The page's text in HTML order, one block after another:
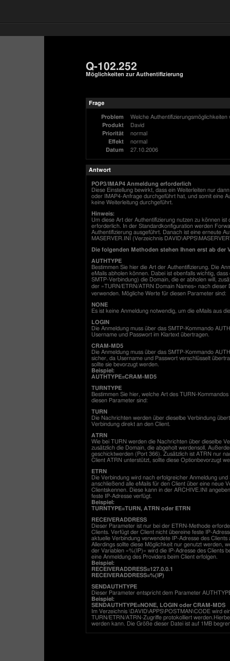
Q-102.252
Möglichkeiten zur Authentifizierung
Frage
Problem
Welche
Produkt
David
Priorität
normal
Effekt
normal
Datum
27.10.2006
Antwort
POP3/IMAP4 Anmeldung erforderlich
Diese Einstellung bewirkt, dass ein Weiterleiten nur
oder IMAP4-Anfrage durchgeführt hat, und somit eine
keine Weiterleitung durchgeführt.
Hinweis:
Um diese Art der Authentifizierung nutzen zu können
erforderlich. In der Standardkonfiguration werden
Authentifizierung ausgeführt. Danach ist eine erneute
MASERVER.INI (Verzeichnis
Die folgenden Methoden stehen Ihnen erst ab der
AUTHTYPE
Bestimmen Sie hier die Art der Authentifizierung. Die
eMails abholen können. Dabei ist ebenfalls wichtig,
SMTP-Verbindung) die Domain, die er abholen will,
der »TURN/ETRN/ATRN Domain Names« nach
verwenden. Mögliche Werte für diesen Parameter sind:
NONE
Es ist keine Anmeldung notwendig, um die eMails aus
LOGIN
Die Anmeldung muss über das SMTP-Kommando
Username und Passwort im Klartext übertragen.
CRAM-MD5
Die Anmeldung muss über das SMTP-Kommando
sicher, da Username und Passwort verschlüsselt
sollte sie bevorzugt werden.
Beispiel:
AUTHTYPE=CRAM-MD5
TURNTYPE
Bestimmen Sie hier, welche Art des TURN-
diesen Parameter sind:
TURN
Die Nachrichten werden über dieselbe Verbindung
Verbindung direkt an den Client.
ATRN
Wie bei TURN werden die Nachrichten über dieselbe
zusätzlich die Domain, die abgeholt werdensoll.
geschicktwerden (Port 366). Zusätzlich ist ATRN nur
Client ATRN unterstützt, sollte diese Optionbevorzugt
ETRN
Die Verbindung wird nach erfolgreicher Anmeldung
anschließend alle eMails für den Client über eine neue
Clientskennen. Diese kann in der ARCHIVE.INI
feste IP-Adresse verfügt.
Beispiel:
TURNTYPE=TURN, ATRN oder ETRN
RECEIVERADDRESS
Dieser Parameter ist nur bei der ETRN-Methode
Clients. Verfügt der Client nicht übereine feste IP-
aktuelle Verbindung verwendete IP-Adresse des
Allerdings sollte diese Möglichkeit nur genutzt werden,
der Variablen »%(IP)« wird die IP-Adresse des Clients
eine Anmeldung des Providers beim Client erfolgen.
Beispiel:
RECEIVERADDRESS=127.0.0.1
RECEIVERADDRESS=%(IP)
SENDAUTHTYPE
Dieser Parameter entspricht dem Parameter
Beispiel:
SENDAUTHTYPE=NONE, LOGIN oder CRAM-MDS
Im Verzeichnis \DAVID\APPS\POSTMAN\CODE wird
TURN/ETRN/ATRN-Zugriffe protokolliert
werden kann. Die Größe dieser Datei ist auf 1MB